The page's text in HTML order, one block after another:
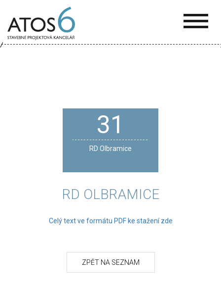
6
31
RD Olbramice
RD OLBRAMICE
Celý text ve formátu PDF ke stažení zde